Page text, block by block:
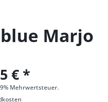
Marjo
€ *
Mehrwertsteuer.